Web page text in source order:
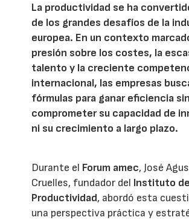
La productividad se ha
de los grandes desafíos de la
europea. En un contexto
presión sobre los costes, la
talento y la creciente
internacional, las empresas
fórmulas para ganar eficiencia sin
comprometer su capacidad de
ni su crecimiento a largo plazo.
Durante el Forum amec, José
Cruelles, fundador del Instituto
Productividad, abordó esta
una perspectiva práctica y